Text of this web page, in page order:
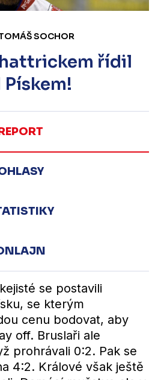
SOCHOR
řídil
se postavili
se kterým
cenu bodovat, aby
off. Bruslaři ale
prohrávali 0:2. Pak se
4:2. Králové však ještě